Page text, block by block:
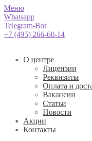
Меню
Whatsapp
Telegram-Bot
+7 (495) 266-60-14
О центре
Лицензии
Реквизиты
Оплата и
Вакансии
Статьи
Новости
Акции
Контакты